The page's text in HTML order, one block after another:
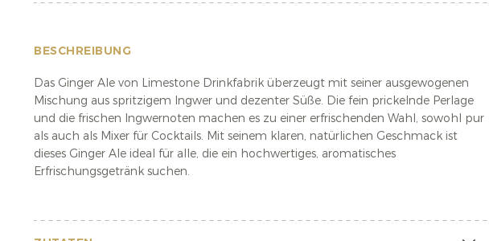
BESCHREIBUNG
Das Ginger Ale von Limestone Drinkfabrik überzeugt mit seiner ausgewogenen
Mischung aus spritzigem Ingwer und dezenter Süße. Die fein prickelnde Perlage
und die frischen Ingwernoten machen es zu einer erfrischenden Wahl, sowohl pur
als auch als Mixer für Cocktails. Mit seinem klaren, natürlichen Geschmack ist
dieses Ginger Ale ideal für alle, die ein hochwertiges, aromatisches
Erfrischungsgetränk suchen.